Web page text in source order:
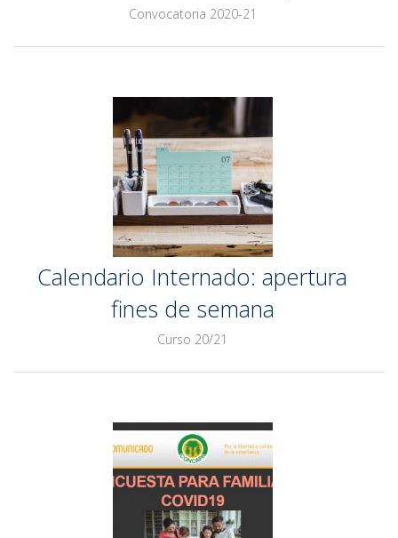
Convocatoria 2020-21
Calendario Internado: apertura
fines de semana
Curso 20/21